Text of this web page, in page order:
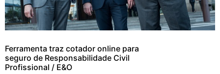
Ferramenta traz cotador online para
seguro de Responsabilidade Civil
Profissional / E&O